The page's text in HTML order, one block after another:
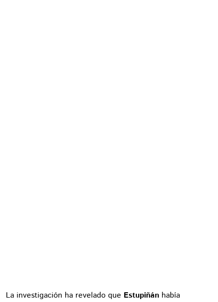
La investigación ha revelado que Estupiñán había